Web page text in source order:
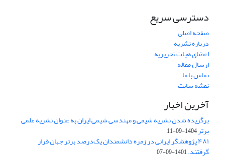
دسترسی سریع
صفحه اصلی
درباره نشریه
اعضای هیات تحریریه
ارسال مقاله
تماس با ما
نقشه سایت
آخرین اخبار
برگزیده شدن نشریه شیمی و مهندسی شیمی ایران به عنوان نشریه علمی
برتر1404-09-11
۴۸۱ پژوهشگر ایرانی در زمره دانشمندان یک‌درصد برتر جهان قرار
گرفتند.1401-09-07